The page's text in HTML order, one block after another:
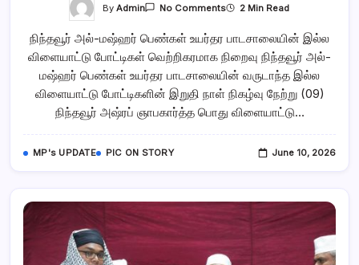
ByAdmin No CommentsOn
மஷ்ஹர்
உயர்தர
பாடசாலையின்
இல்ல
விளையாட்டு
போட்டி
:
பிரதம
2 Min Read
நிந்தவூர் அல்-மஷ்ஹர் பெண்கள் உயர்தர பாடசாலையின் இல்ல
விளையாட்டு போட்டிகள் வெற்றிகரமாக நிறைவு நிந்தவூர் அல்-
மஷ்ஹர் பெண்கள் உயர்தர பாடசாலையின் வருடாந்த இல்ல
விளையாட்டு போட்டிகளின் இறுதி நாள் நிகழ்வு நேற்று (09)
நிந்தவூர் அஷ்ரப் ஞாபகார்த்த பொது விளையாட்டு…
MP's UPDATE PIC ON STORY June 10, 2026